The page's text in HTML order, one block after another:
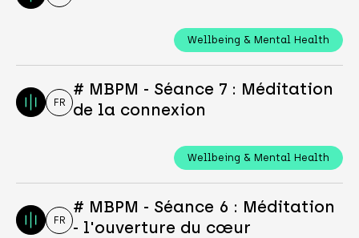
Wellbeing & Mental Health
FR
# MBPM - Séance 7 : Méditation
de la connexion
Wellbeing & Mental Health
FR
# MBPM - Séance 6 : Méditation
- l'ouverture du cœur